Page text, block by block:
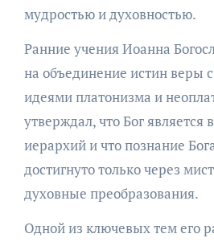
мудростью и духовностью.
Ранние учения Иоанна
на объединение истин веры
идеями платонизма и
утверждал, что Бог является
иерархий и что познание
достигнуто только через
духовные преобразования.
Одной из ключевых тем его